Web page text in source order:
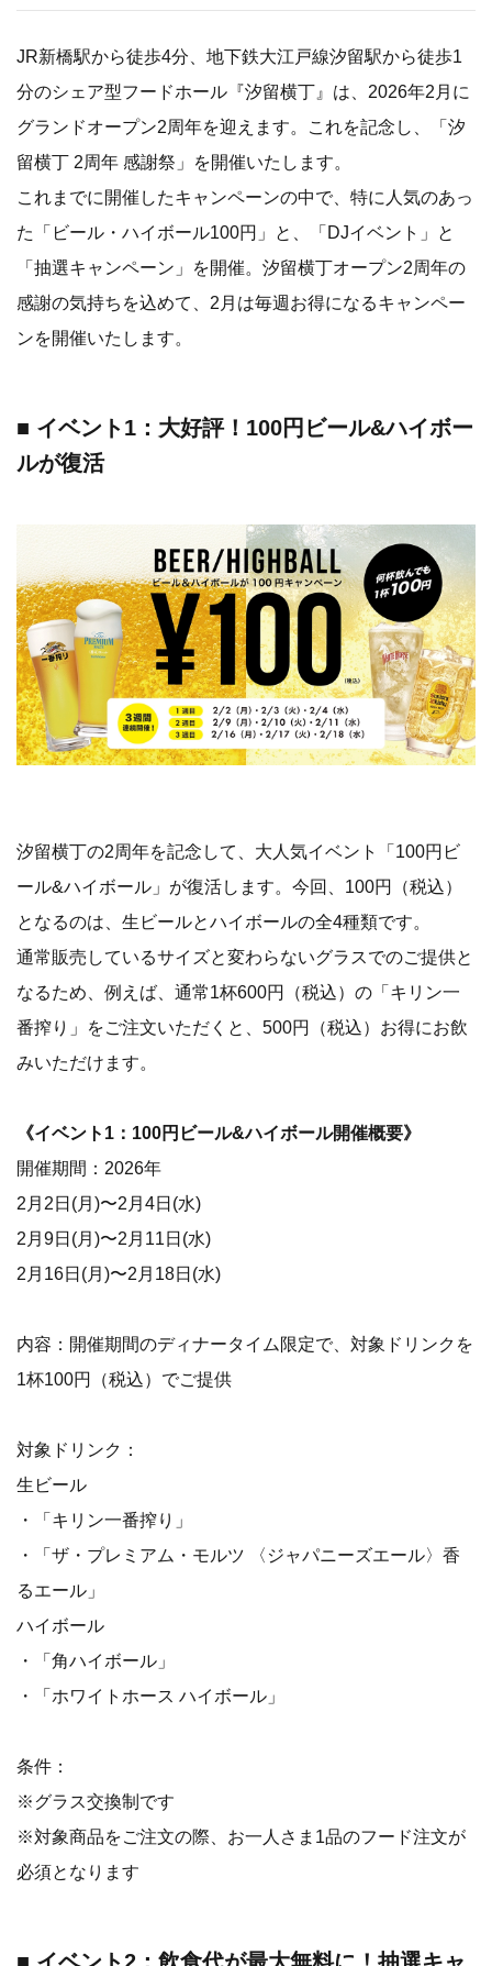
JR新橋駅から徒歩4分、地下鉄大江戸線汐留駅から徒歩1
分のシェア型フードホール『汐留横丁』は、2026年2月に
グランドオープン2周年を迎えます。これを記念し、「汐
留横丁 2周年 感謝祭」を開催いたします。
これまでに開催したキャンペーンの中で、特に人気のあっ
た「ビール・ハイボール100円」と、「DJイベント」と
「抽選キャンペーン」を開催。汐留横丁オープン2周年の
感謝の気持ちを込めて、2月は毎週お得になるキャンペー
ンを開催いたします。
■ イベント1：大好評！100円ビール&ハイボー
ルが復活
汐留横丁の2周年を記念して、大人気イベント「100円ビ
ール&ハイボール」が復活します。今回、100円（税込）
となるのは、生ビールとハイボールの全4種類です。
通常販売しているサイズと変わらないグラスでのご提供と
なるため、例えば、通常1杯600円（税込）の「キリン一
番搾り」をご注文いただくと、500円（税込）お得にお飲
みいただけます。
《イベント1：100円ビール&ハイボール開催概要》
開催期間：2026年
2月2日(月)〜2月4日(水)
2月9日(月)〜2月11日(水)
2月16日(月)〜2月18日(水)
内容：開催期間のディナータイム限定で、対象ドリンクを
1杯100円（税込）でご提供
対象ドリンク：
生ビール
・「キリン一番搾り」
・「ザ・プレミアム・モルツ 〈ジャパニーズエール〉香
るエール」
ハイボール
・「角ハイボール」
・「ホワイトホース ハイボール」
条件：
※グラス交換制です
※対象商品をご注文の際、お一人さま1品のフード注文が
必須となります